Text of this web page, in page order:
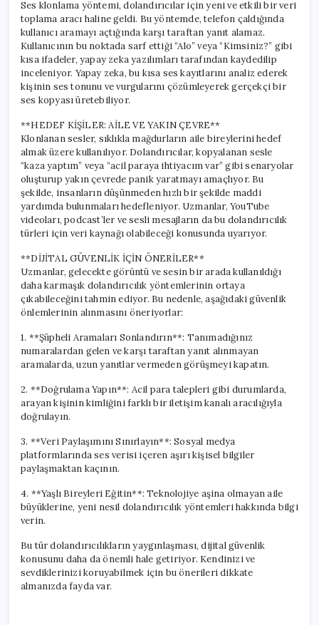
Ses klonlama yöntemi, dolandırıcılar için yeni ve etkili bir veri
toplama aracı haline geldi. Bu yöntemde, telefon çaldığında
kullanıcı aramayı açtığında karşı taraftan yanıt alamaz.
Kullanıcının bu noktada sarf ettiği “Alo” veya “Kimsiniz?” gibi
kısa ifadeler, yapay zeka yazılımları tarafından kaydedilip
inceleniyor. Yapay zeka, bu kısa ses kayıtlarını analiz ederek
kişinin ses tonunu ve vurgularını çözümleyerek gerçekçi bir
ses kopyası üretebiliyor.
**HEDEF KİŞİLER: AİLE VE YAKIN ÇEVRE**
Klonlanan sesler, sıklıkla mağdurların aile bireylerini hedef
almak üzere kullanılıyor. Dolandırıcılar, kopyalanan sesle
“kaza yaptım” veya “acil paraya ihtiyacım var” gibi senaryolar
oluşturup yakın çevrede panik yaratmayı amaçlıyor. Bu
şekilde, insanların düşünmeden hızlı bir şekilde maddi
yardımda bulunmaları hedefleniyor. Uzmanlar, YouTube
videoları, podcast’ler ve sesli mesajların da bu dolandırıcılık
türleri için veri kaynağı olabileceği konusunda uyarıyor.
**DİJİTAL GÜVENLİK İÇİN ÖNERİLER**
Uzmanlar, gelecekte görüntü ve sesin bir arada kullanıldığı
daha karmaşık dolandırıcılık yöntemlerinin ortaya
çıkabileceğini tahmin ediyor. Bu nedenle, aşağıdaki güvenlik
önlemlerinin alınmasını öneriyorlar:
1. **Şüpheli Aramaları Sonlandırın**: Tanımadığınız
numaralardan gelen ve karşı taraftan yanıt alınmayan
aramalarda, uzun yanıtlar vermeden görüşmeyi kapatın.
2. **Doğrulama Yapın**: Acil para talepleri gibi durumlarda,
arayan kişinin kimliğini farklı bir iletişim kanalı aracılığıyla
doğrulayın.
3. **Veri Paylaşımını Sınırlayın**: Sosyal medya
platformlarında ses verisi içeren aşırı kişisel bilgiler
paylaşmaktan kaçının.
4. **Yaşlı Bireyleri Eğitin**: Teknolojiye aşina olmayan aile
büyüklerine, yeni nesil dolandırıcılık yöntemleri hakkında bilgi
verin.
Bu tür dolandırıcılıkların yaygınlaşması, dijital güvenlik
konusunu daha da önemli hale getiriyor. Kendinizi ve
sevdiklerinizi koruyabilmek için bu önerileri dikkate
almanızda fayda var.